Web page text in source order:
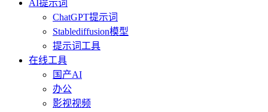
AI提示词
ChatGPT提示词
Stablediffusion模型
提示词工具
在线工具
国产AI
办公
影视视频